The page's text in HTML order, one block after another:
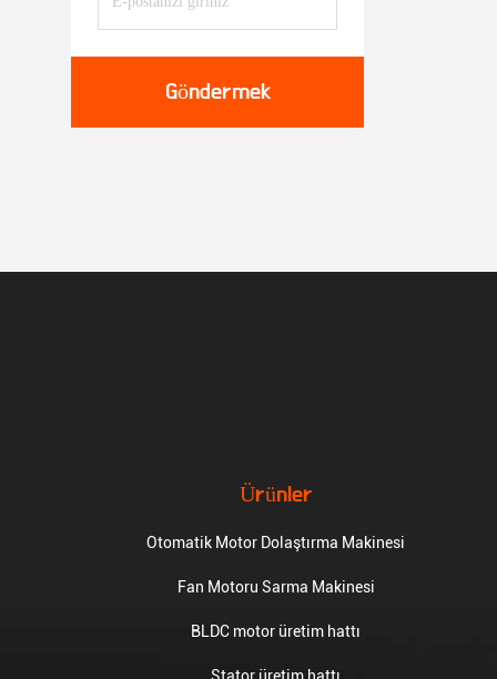
Göndermek
Ürünler
Otomatik Motor Dolaştırma Makinesi
Fan Motoru Sarma Makinesi
BLDC motor üretim hattı